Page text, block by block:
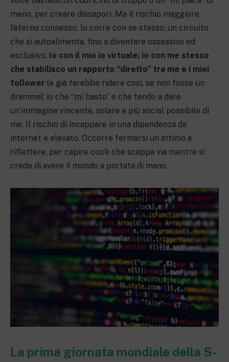
meno, per creare dissapori. Ma il rischio maggiore,
l’eterno connesso, lo corre con se stesso: un circuito
che si autoalimenta, fino a diventare ossessivo ed
esclusivo. Io con il mio io virtuale; io con me stesso
che stabilisco un rapporto “diretto” tra me e i miei
follower (e già farebbe ridere così, se non fosse un
dramma); io che “mi basto” e che tendo a dare
un’immagine vincente, solare e più social possibile di
me. Il rischio di incappare in una dipendenza da
internet è elevato. Occorre fermarsi un attimo a
riflettere, per capire cos’è che scappa via mentre si
crede di avere il mondo a portata di mano.
La prima giornata mondiale della S-